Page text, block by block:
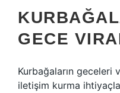
GECE
Kurbağaların geceleri
iletişim kurma